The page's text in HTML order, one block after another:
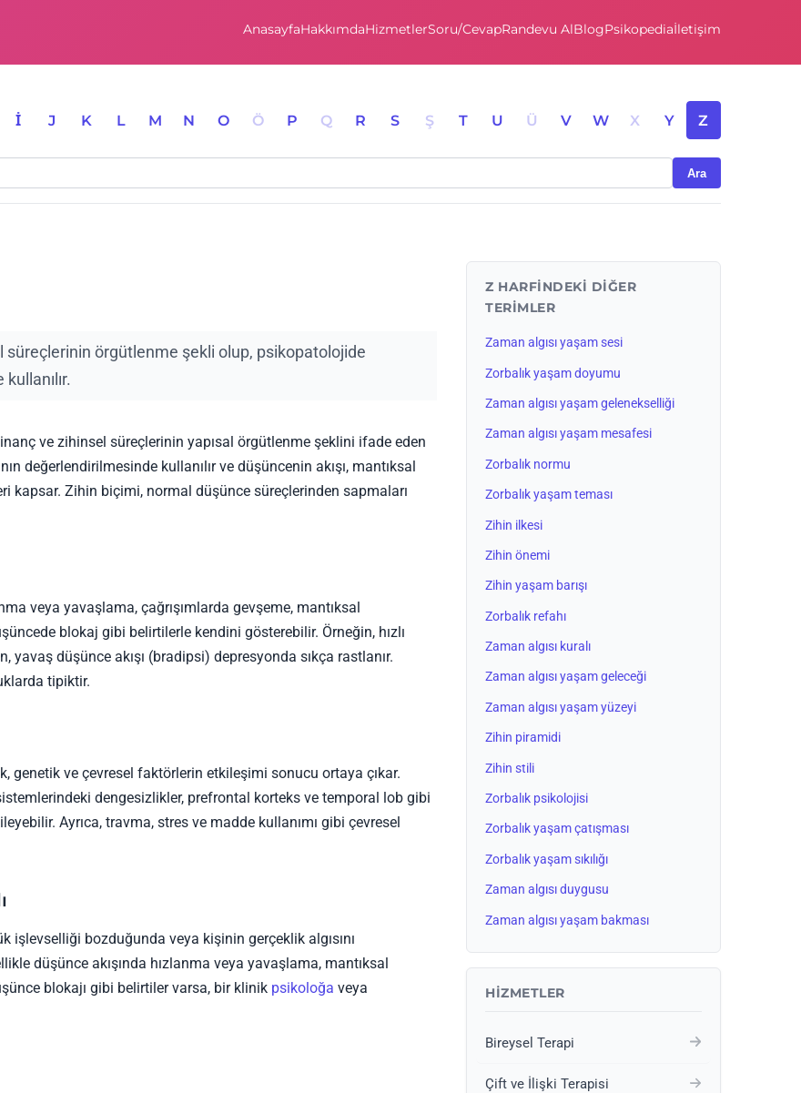
AnasayfaHakkımdaHizmetlerSoru/CevapRandevu AlBlogPsikopediaİletişim
İ J K L M N O Ö P Q R S Ş T U Ü V W X Y Z
Ara
örgütlenme şekli olup, psikopatolojide
ve zihinsel süreçlerinin yapısal örgütlenme şeklini ifade eden
değerlendirilmesinde kullanılır ve düşüncenin akışı, mantıksal
kapsar. Zihin biçimi, normal düşünce süreçlerinden sapmaları
veya yavaşlama, çağrışımlarda gevşeme, mantıksal
blokaj gibi belirtilerle kendini gösterebilir. Örneğin, hızlı
düşünce akışı (bradipsi) depresyonda sıkça rastlanır.
tipiktir.
ve çevresel faktörlerin etkileşimi sonucu ortaya çıkar.
dengesizlikler, prefrontal korteks ve temporal lob gibi
Ayrıca, travma, stres ve madde kullanımı gibi çevresel
bozduğunda veya kişinin gerçeklik algısını
düşünce akışında hızlanma veya yavaşlama, mantıksal
blokajı gibi belirtiler varsa, bir klinik psikoloğa veya
Z HARFINDEKI DIĞER
TERIMLER
Zaman algısı yaşam sesi
Zorbalık yaşam doyumu
Zaman algısı yaşam gelenekselliği
Zaman algısı yaşam mesafesi
Zorbalık normu
Zorbalık yaşam teması
Zihin ilkesi
Zihin önemi
Zihin yaşam barışı
Zorbalık refahı
Zaman algısı kuralı
Zaman algısı yaşam geleceği
Zaman algısı yaşam yüzeyi
Zihin piramidi
Zihin stili
Zorbalık psikolojisi
Zorbalık yaşam çatışması
Zorbalık yaşam sıkılığı
Zaman algısı duygusu
Zaman algısı yaşam bakması
HIZMETLER
Bireysel Terapi
Çift ve İlişki Terapisi